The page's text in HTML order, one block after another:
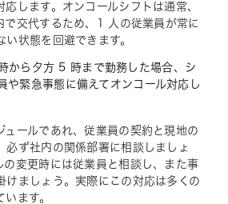
します。オンコールシフトは通常、
で交代するため、1 人の従業員が常に
状態を回避できます。
から夕方 5 時まで勤務した場合、シ
や緊急事態に備えてオンコール対応し
ュールであれ、従業員の契約と現地の
必ず社内の関係部署に相談しましょ
の変更時には従業員と相談し、また事
けましょう。実際にこの対応は多くの
ます。